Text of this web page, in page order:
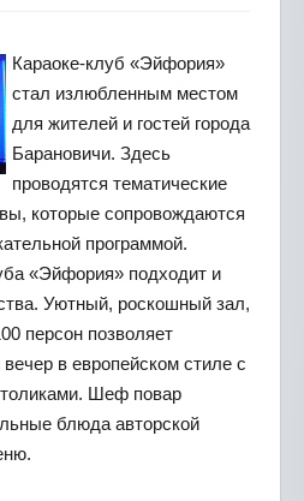
Караоке-клуб «Эйфория»
стал излюбленным местом
для жителей и гостей города
Барановичи. Здесь
проводятся тематические
которые сопровождаются
программой.
«Эйфория» подходит и
Уютный, роскошный зал,
персон позволяет
в европейском стиле с
Шеф повар
блюда авторской